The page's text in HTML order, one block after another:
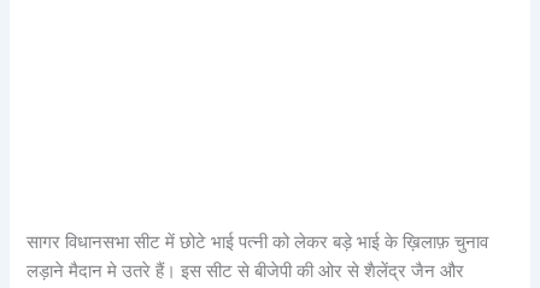
सागर विधानसभा सीट में छोटे भाई पत्नी को लेकर बड़े भाई के ख़िलाफ़ चुनाव
लड़ाने मैदान मे उतरे हैं। इस सीट से बीजेपी की ओर से शैलेंद्र जैन और